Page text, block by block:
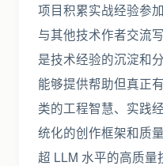
项目积累实战经验参
与其他技术作者交流
是技术经验的沉淀和
能够提供帮助但真正
类的工程智慧、实践
统化的创作框架和质
超 LLM 水平的高质